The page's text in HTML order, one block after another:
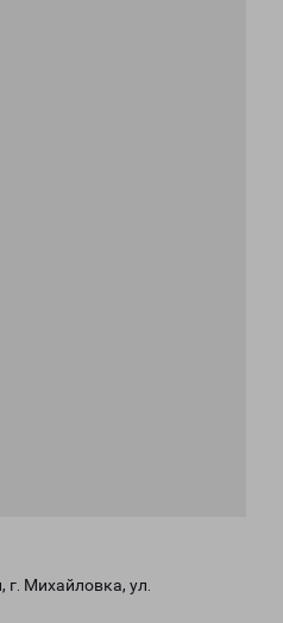
г. Михайловка, ул.